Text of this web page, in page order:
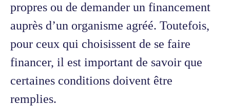
propres ou de demander un financement
auprès d’un organisme agréé. Toutefois,
pour ceux qui choisissent de se faire
financer, il est important de savoir que
certaines conditions doivent être
remplies.